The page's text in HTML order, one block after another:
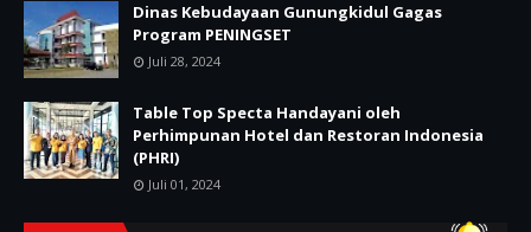
Dinas Kebudayaan Gunungkidul Gagas
Program PENINGSET
Juli 28, 2024
Table Top Specta Handayani oleh
Perhimpunan Hotel dan Restoran Indonesia
(PHRI)
Juli 01, 2024